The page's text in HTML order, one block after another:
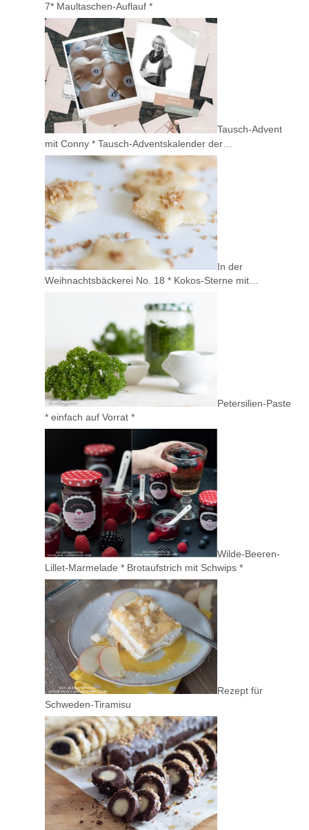
7* Maultaschen-Auflauf *
Tausch-Advent
mit Conny * Tausch-Adventskalender der…
In der
Weihnachtsbäckerei No. 18 * Kokos-Sterne mit…
Petersilien-Paste
* einfach auf Vorrat *
Wilde-Beeren-
Lillet-Marmelade * Brotaufstrich mit Schwips *
Rezept für
Schweden-Tiramisu